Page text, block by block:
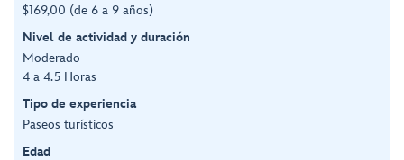
$169,00 (de 6 a 9 años)
Nivel de actividad y duración
Moderado
4 a 4.5 Horas
Tipo de experiencia
Paseos turísticos
Edad